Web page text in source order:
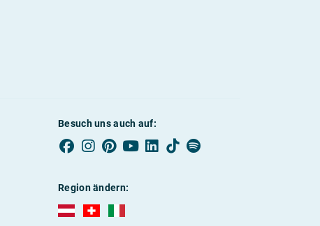
Besuch uns auch auf:
Region ändern:
AUBI-plus Österreich (deutsch)
AUBI-plus Schweiz (deutsch)
AUBI-plus Italien (deutsch)